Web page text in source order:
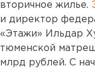
вторичное жилье.
и директор
«Этажи» Ильдар
тюменской
млрд рублей. С